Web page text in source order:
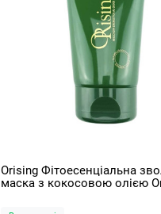
Orising Фітоесенціальна
маска з кокосовою олією